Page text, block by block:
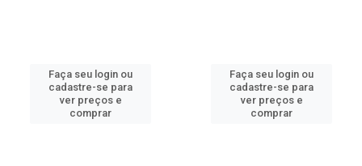
Faça seu login ou
cadastre-se para
ver preços e
comprar
Faça seu login ou
cadastre-se para
ver preços e
comprar